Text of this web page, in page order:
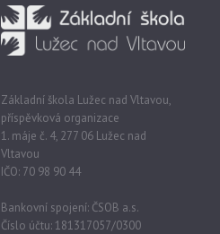
Základní škola Lužec nad Vltavou,
příspěvková organizace
1. máje č. 4, 277 06 Lužec nad
Vltavou
IČO: 70 98 90 44
Bankovní spojení: ČSOB a.s.
Číslo účtu: 181317057/0300